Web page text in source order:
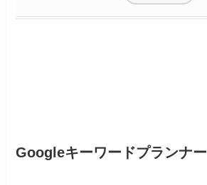
Googleキーワードプランナー